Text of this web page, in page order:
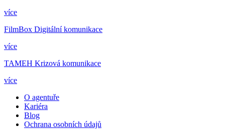
více
FilmBox Digitální komunikace
více
TAMEH Krizová komunikace
více
O agentuře
Kariéra
Blog
Ochrana osobních údajů